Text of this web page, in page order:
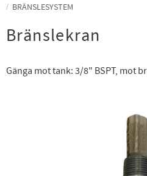
BRÄNSLESYSTEM
Bränslekran
Gänga mot tank: 3/8" BSPT, mot